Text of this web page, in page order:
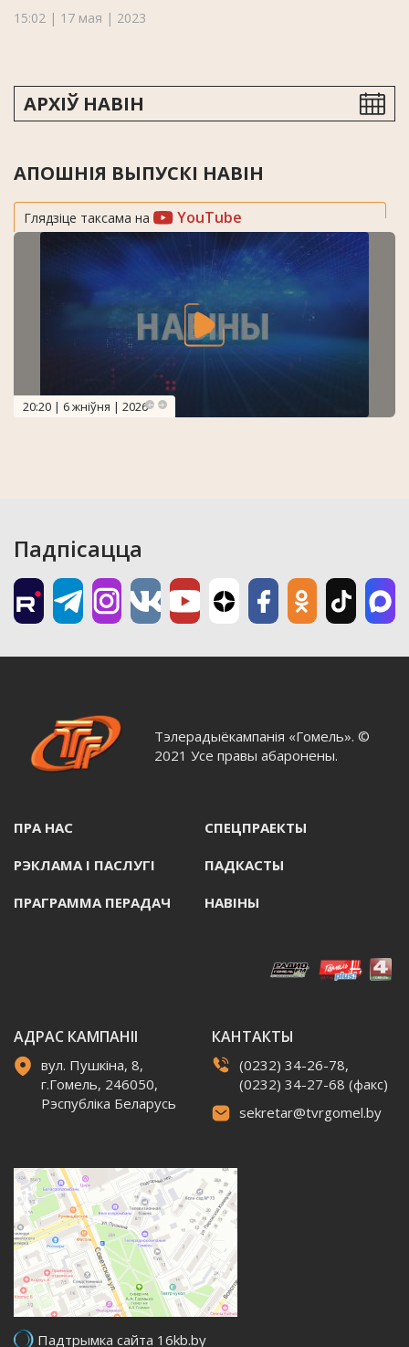
15:02 | 17 мая | 2023
АРХІЎ НАВІН
АПОШНІЯ ВЫПУСКІ НАВІН
Глядзіце таксама на YouTube
20:20 | 6 жніўня | 2026
Падпісацца
Тэлерадыёкампанія «Гомель». ©
2021 Усе правы абаронены.
ПРА НАС СПЕЦПРАЕКТЫ
РЭКЛАМА I ПАСЛУГI ПАДКАСТЫ
ПРАГРАММА ПЕРАДАЧ НАВIНЫ
АДРАС КАМПАНІІ
вул. Пушкіна, 8,
г.Гомель, 246050,
Рэспубліка Беларусь
КАНТАКТЫ
(0232) 34-26-78,
(0232) 34-27-68 (факс)
sekretar@tvrgomel.by
Падтрымка сайта 16kb.by